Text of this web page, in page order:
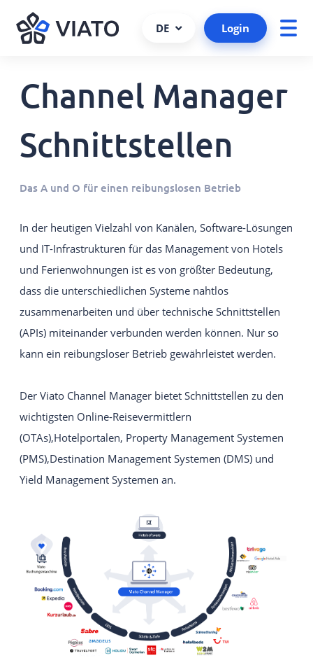
Über uns
Kundenreferenzen
Schnittstellen
ALLE PRODUKTE UND SERVICES
Consulting, Support und mehr.
Wir behalten bei Ihren Buchungen den Überblick über
VIATO BOOKINGENGINE
Kommissionsfreie Direktbuchungen über
Ihre Website.
VIATO WEBSTARTER
Intuitives und einfach zu bedienendes
Individuelle Viato Website.
VIATO KICKSTARTER
Ein leichter Einstieg in den Online-Vertrieb für
Gastgeber mit bis zu 20 Zimmer.
Presseportal
DE Login
Channel Manager
Schnittstellen
Das A und O für einen reibungslosen Betrieb
In der heutigen Vielzahl von Kanälen, Software-Lösungen
und IT-Infrastrukturen für das Management von Hotels
und Ferienwohnungen ist es von größter Bedeutung,
dass die unterschiedlichen Systeme nahtlos
zusammenarbeiten und über technische Schnittstellen
(APIs) miteinander verbunden werden können. Nur so
kann ein reibungsloser Betrieb gewährleistet werden.
Der Viato Channel Manager bietet Schnittstellen zu den
wichtigsten Online-Reisevermittlern
(OTAs),Hotelportalen, Property Management Systemen
(PMS),Destination Management Systemen (DMS) und
Yield Management Systemen an.